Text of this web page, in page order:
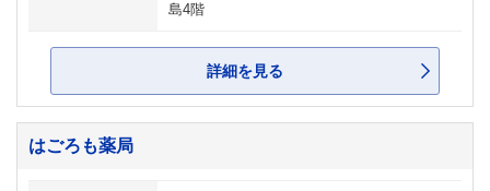
島4階
詳細を見る
はごろも薬局